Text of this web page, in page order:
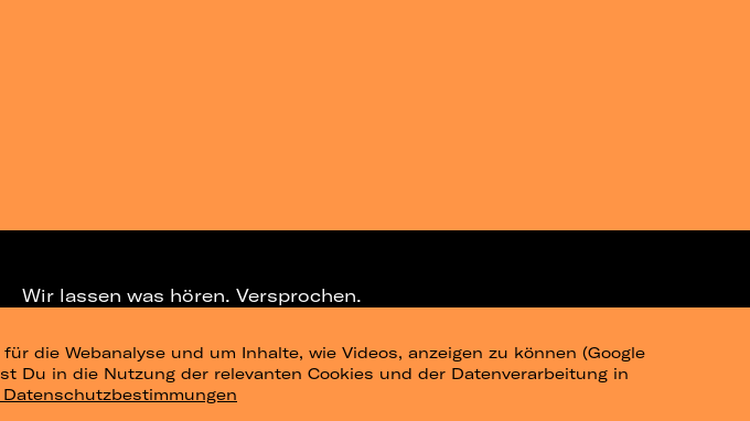
die Webanalyse und um Inhalte, wie Videos, anzeigen zu können (Google
Du in die Nutzung der relevanten Cookies und der Datenverarbeitung in
Wir lassen was hören. Versprochen.
NEWSLETTER TELEGRAM-CHANNEL